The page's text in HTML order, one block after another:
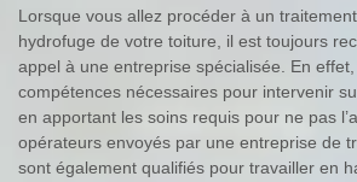
Lorsque vous allez procéder à un
hydrofuge de votre toiture, il est toujours
appel à une entreprise spécialisée. En
compétences nécessaires pour intervenir
en apportant les soins requis pour ne pas
opérateurs envoyés par une entreprise de
sont également qualifiés pour travailler en